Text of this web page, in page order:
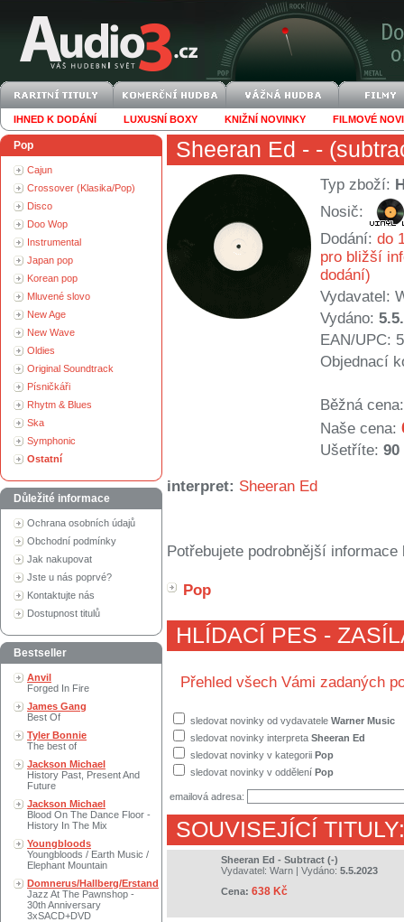
IHNED K DODÁNÍ LUXUSNÍ BOXY KNIŽNÍ NOVINKY FILMOVÉ
Pop
Cajun
Crossover (Klasika/Pop)
Disco
Doo Wop
Instrumental
Japan pop
Korean pop
Mluvené slovo
New Age
New Wave
Oldies
Original Soundtrack
Písničkáři
Rhytm & Blues
Ska
Symphonic
Ostatní
Důležité informace
Ochrana osobních údajů
Obchodní podmínky
Jak nakupovat
Jste u nás poprvé?
Kontaktujte nás
Dostupnost titulů
Bestseller
Anvil
Forged In Fire
James Gang
Best Of
Tyler Bonnie
The best of
Jackson Michael
History Past, Present And
Future
Jackson Michael
Blood On The Dance Floor -
History In The Mix
Youngbloods
Youngbloods / Earth Music /
Elephant Mountain
Domnerus/Hallberg/Erstand
Jazz At The Pawnshop -
30th Anniversary
3xSACD+DVD
Sheeran Ed - -
Typ zboží:
Nosič:
Dodání: do
pro bližší
dodání)
Vydavatel:
Vydáno:
EAN/UPC:
Objednací
Běžná cena:
Naše cena:
Ušetříte: 90
interpret: Sheeran Ed
Potřebujete podrobnější
Pop
HLÍDACÍ PES -
Přehled všech Vámi zadaných
sledovat novinky od vydavatele Warner Music
sledovat novinky interpreta Sheeran Ed
sledovat novinky v kategorii Pop
sledovat novinky v oddělení Pop
emailová adresa:
SOUVISEJÍCÍ TITULY:
Sheeran Ed - Subtract (-)
Vydavatel: Warn | Vydáno: 5.5.2023
Cena: 638 Kč